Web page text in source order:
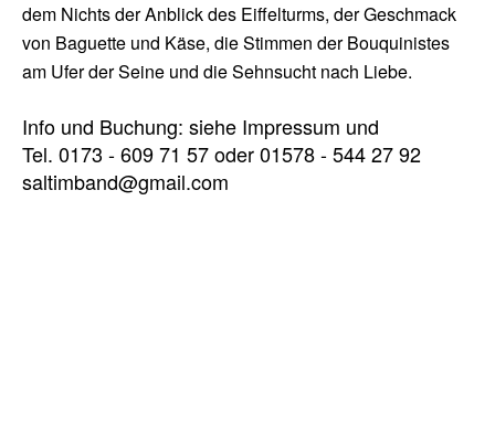
dem Nichts der Anblick des Eiffelturms, der Geschmack
von Baguette und Käse, die Stimmen der Bouquinistes
am Ufer der Seine und die Sehnsucht nach Liebe.
Info und Buchung: siehe Impressum und
Tel. 0173 - 609 71 57 oder 01578 - 544 27 92
saltimband@gmail.com